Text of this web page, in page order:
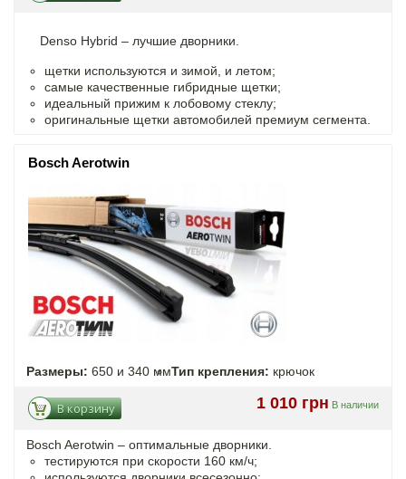
Denso Hybrid – лучшие дворники.
щетки используются и зимой, и летом;
самые качественные гибридные щетки;
идеальный прижим к лобовому стеклу;
оригинальные щетки автомобилей премиум сегмента.
Bosch Aerotwin
Размеры: 650 и 340 ммТип крепления: крючок
1 010 грн В наличии
В корзину
Bosch Aerotwin – оптимальные дворники.
тестируются при скорости 160 км/ч;